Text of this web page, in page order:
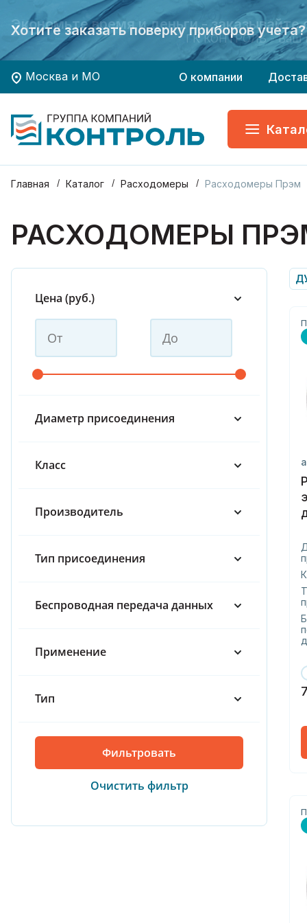
Экономьте время и деньги -
ГК КОНТРОЛЬ - Ваш
Хотите заказать поверку приборов учета?
Экономьте время и деньги -
ГК КОНТРОЛЬ - Ваш
Хотите заказать поверку приборов учета?
Москва и МО О компании
Главная Каталог Расходомеры Расходомеры Прэм
РАСХОДОМЕРЫ
Цена (руб.)
Диаметр присоединения
Класс
Производитель
Тип присоединения
Беспроводная передача данных
Применение
Тип